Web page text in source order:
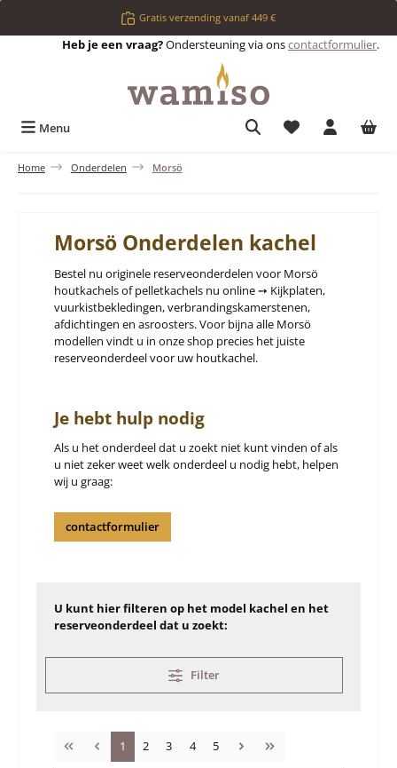
Ga naar de hoofdinhoudGratis verzending vanaf 449 €
Heb je een vraag?Ondersteuning via onscontactformulier.
Menu Je hebt 0 items
Home Onderdelen Morsö
Morsö Onderdelen kachel
Bestel nu originele reserveonderdelen voor Morsö
houtkachels of pelletkachels nu online ➙ Kijkplaten,
vuurkistbekledingen, verbrandingskamerstenen,
afdichtingen en asroosters. Voor bijna alle Morsö
modellen vindt u in onze shop precies het juiste
reserveonderdeel voor uw houtkachel.
Je hebt hulp nodig
Als u het onderdeel dat u zoekt niet kunt vinden of als
u niet zeker weet welk onderdeel u nodig hebt, helpen
wij u graag:
contactformulier
U kunt hier filteren op het model kachel en het
reserveonderdeel dat u zoekt:
Filter
Pagina
1 Pagina
2 Pagina
3 Pagina
4 Pagina
5